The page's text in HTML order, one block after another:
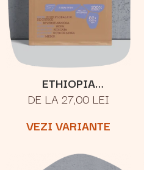
ETHIOPIA
YIRGACHEFFE
DE LA 27,00 LEI
VEZI VARIANTE